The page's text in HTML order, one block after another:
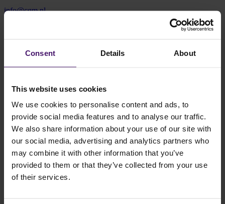
Consent Details About
This website uses cookies
We use cookies to personalise content and ads, to
provide social media features and to analyse our traffic.
We also share information about your use of our site with
our social media, advertising and analytics partners who
may combine it with other information that you’ve
provided to them or that they’ve collected from your use
of their services.
info@cqm.nl
5616 RM Eindhoven
Routebeschrijving
Je kunt jouw auto parkeren op de besloten parkeerplaats aan de